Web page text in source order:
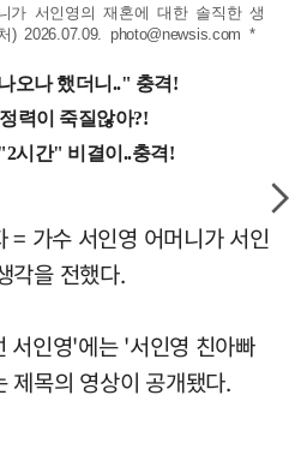
가 서인영의 재혼에 대한 솔직한 생
) 2026.07.09. photo@newsis.com *
= 가수 서인영 어머니가 서인
각을 전했다.
서인영'에는 '서인영 친아빠
제목의 영상이 공개됐다.